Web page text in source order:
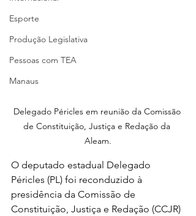
Esporte
Produção Legislativa
Pessoas com TEA
Manaus
Delegado Péricles em reunião da Comissão
de Constituição, Justiça e Redação da
Aleam.
O deputado estadual Delegado
Péricles (PL) foi reconduzido à
presidência da Comissão de
Constituição, Justiça e Redação (CCJR)